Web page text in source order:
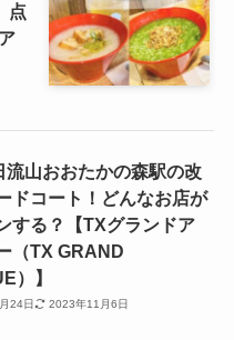
点
流山おおたかの森駅の改
ドコート！どんなお店が
する？【TXグランドア
（TX GRAND
）】
24日 2023年11月6日